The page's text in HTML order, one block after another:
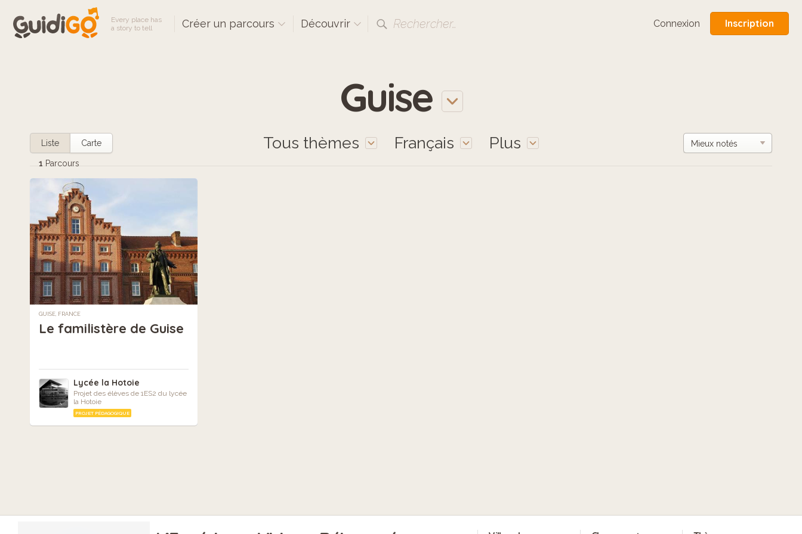
Every place has
a story to tell
Créer un parcours Découvrir Rechercher… Connexion Inscription
Guise
Tous thèmes Français Plus
Liste Carte
1 Parcours
GUISE, FRANCE
Le familistère de Guise
Lycée la Hotoie
Projet des élèves de 1ES2 du lycée
la Hotoie
PROJET PÉDAGOGIQUE